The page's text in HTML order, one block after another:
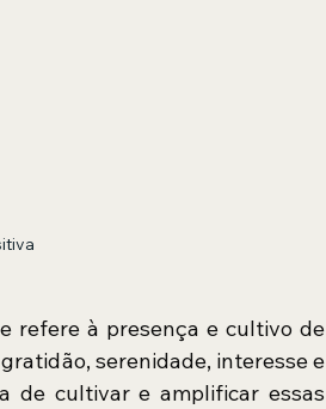
refere à presença e cultivo de
serenidade, interesse e
de cultivar e amplificar essas